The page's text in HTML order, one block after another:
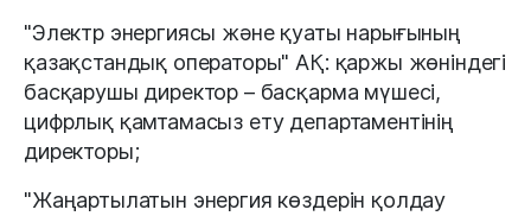
"Электр энергиясы және қуаты нарығының
қазақстандық операторы" АҚ: қаржы жөніндегі
басқарушы директор – басқарма мүшесі,
цифрлық қамтамасыз ету департаментінің
директоры;
"Жаңартылатын энергия көздерін қолдау